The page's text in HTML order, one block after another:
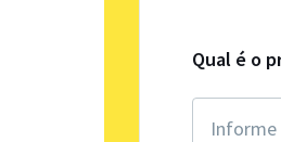
Qual é o